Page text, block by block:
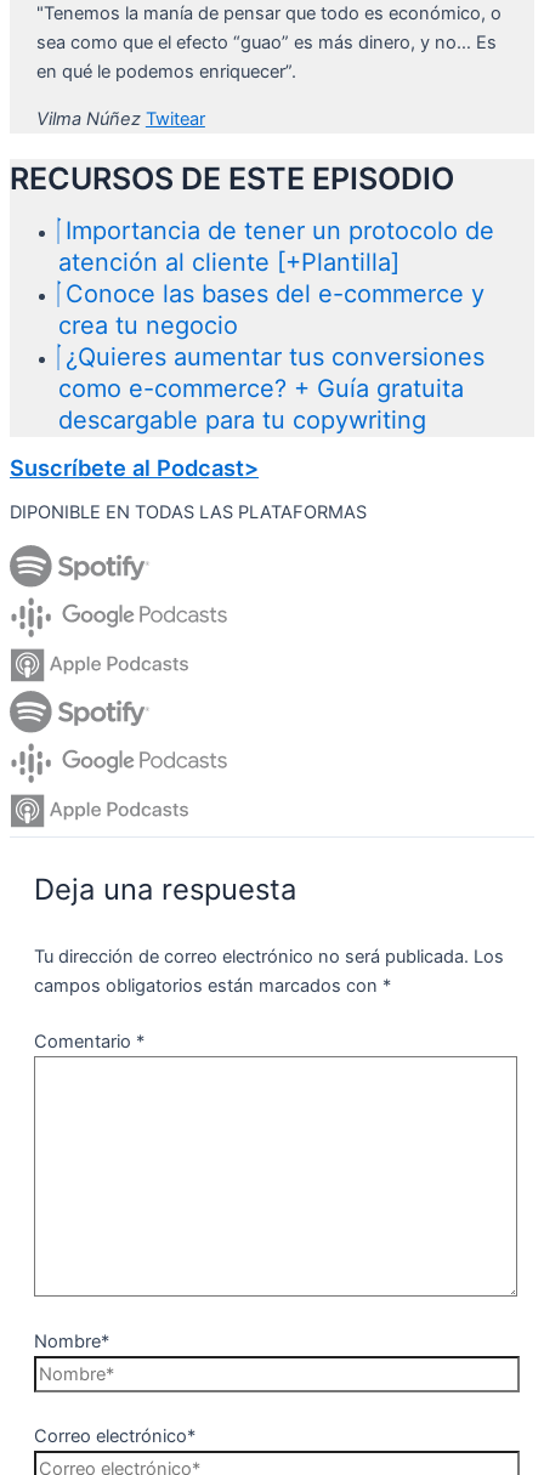
"Tenemos la manía de pensar que todo es económico, o
sea como que el efecto “guao” es más dinero, y no… Es
en qué le podemos enriquecer”.
Vilma Núñez Twitear
RECURSOS DE ESTE EPISODIO
Importancia de tener un protocolo de
atención al cliente [+Plantilla]
Conoce las bases del e-commerce y
crea tu negocio
¿Quieres aumentar tus conversiones
como e-commerce? + Guía gratuita
descargable para tu copywriting
Suscríbete al Podcast>
DIPONIBLE EN TODAS LAS PLATAFORMAS
Deja una respuesta
Tu dirección de correo electrónico no será publicada. Los
campos obligatorios están marcados con *
Comentario *
Nombre*
Correo electrónico*